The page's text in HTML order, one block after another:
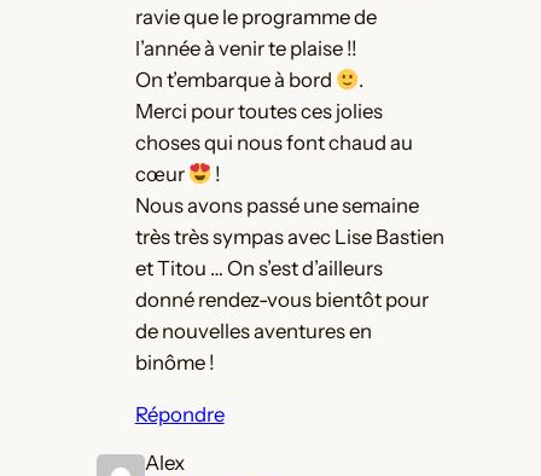
ravie que le programme de
l’année à venir te plaise !!
On t’embarque à bord
.
Merci pour toutes ces jolies
choses qui nous font chaud au
cœur
!
Nous avons passé une semaine
très très sympas avec Lise Bastien
et Titou … On s’est d’ailleurs
donné rendez-vous bientôt pour
de nouvelles aventures en
binôme !
Répondre
Alex